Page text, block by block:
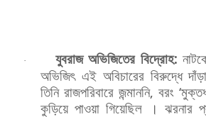
· যুবরাজ অভিজিতের বিদ্রোহ:
অভিজিৎ এই অবিচারের বিরুদ্ধে
তিনি রাজপরিবারে জন্মাননি, বরং ‘
কুড়িয়ে পাওয়া গিয়েছিল । ঝরনার